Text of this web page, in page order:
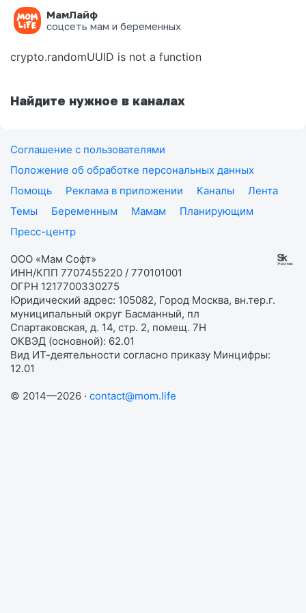
МамЛайф
соцсеть мам и беременных
Ошибка на странице
crypto.randomUUID is not a function
Найдите нужное в каналах
Соглашение с пользователями
Положение об обработке персональных данных
Помощь
Реклама в приложении Каналы
Лента
Темы
Беременным Мамам
Планирующим
Пресс-центр
ООО «Мам Софт»
ИНН/КПП 7707455220 / 770101001
ОГРН 1217700330275
Юридический адрес: 105082, Город Москва, вн.тер.г.
муниципальный округ Басманный, пл
Спартаковская, д. 14, стр. 2, помещ. 7Н
ОКВЭД (основной): 62.01
Вид ИТ-деятельности согласно приказу Минцифры:
12.01
© 2014—2026 · contact@mom.life